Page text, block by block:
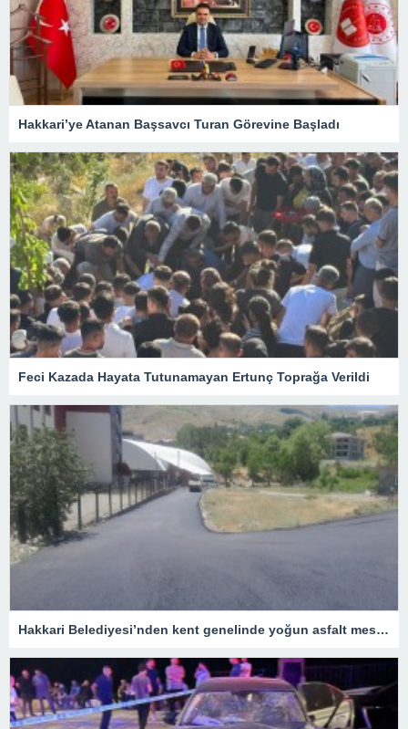
Hakkari’ye Atanan Başsavcı Turan Görevine Başladı
Feci Kazada Hayata Tutunamayan Ertunç Toprağa Verildi
Hakkari Belediyesi’nden kent genelinde yoğun asfalt mesaisi